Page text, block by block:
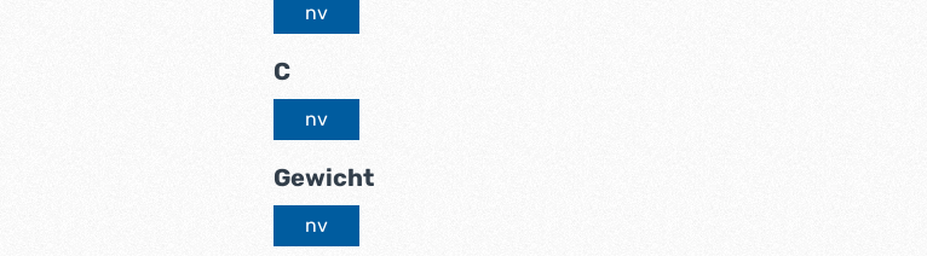
nv
Causwählen
nv
Gewichtauswählen
nv